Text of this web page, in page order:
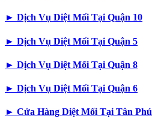
► Dịch Vụ Diệt Mối Tại Quận 10
► Dịch Vụ Diệt Mối Tại Quận 5
► Dịch Vụ Diệt Mối Tại Quận 8
► Dịch Vụ Diệt Mối Tại Quận 6
► Cửa Hàng Diệt Mối Tại Tân Phú